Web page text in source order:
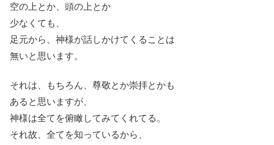
空の上とか、頭の上とか
少なくても、
足元から、神様が話しかけてくることは
無いと思います。
それは、もちろん、尊敬とか崇拝とかも
あると思いますが、
神様は全てを俯瞰してみてくれてる。
それ故、全てを知っているから、